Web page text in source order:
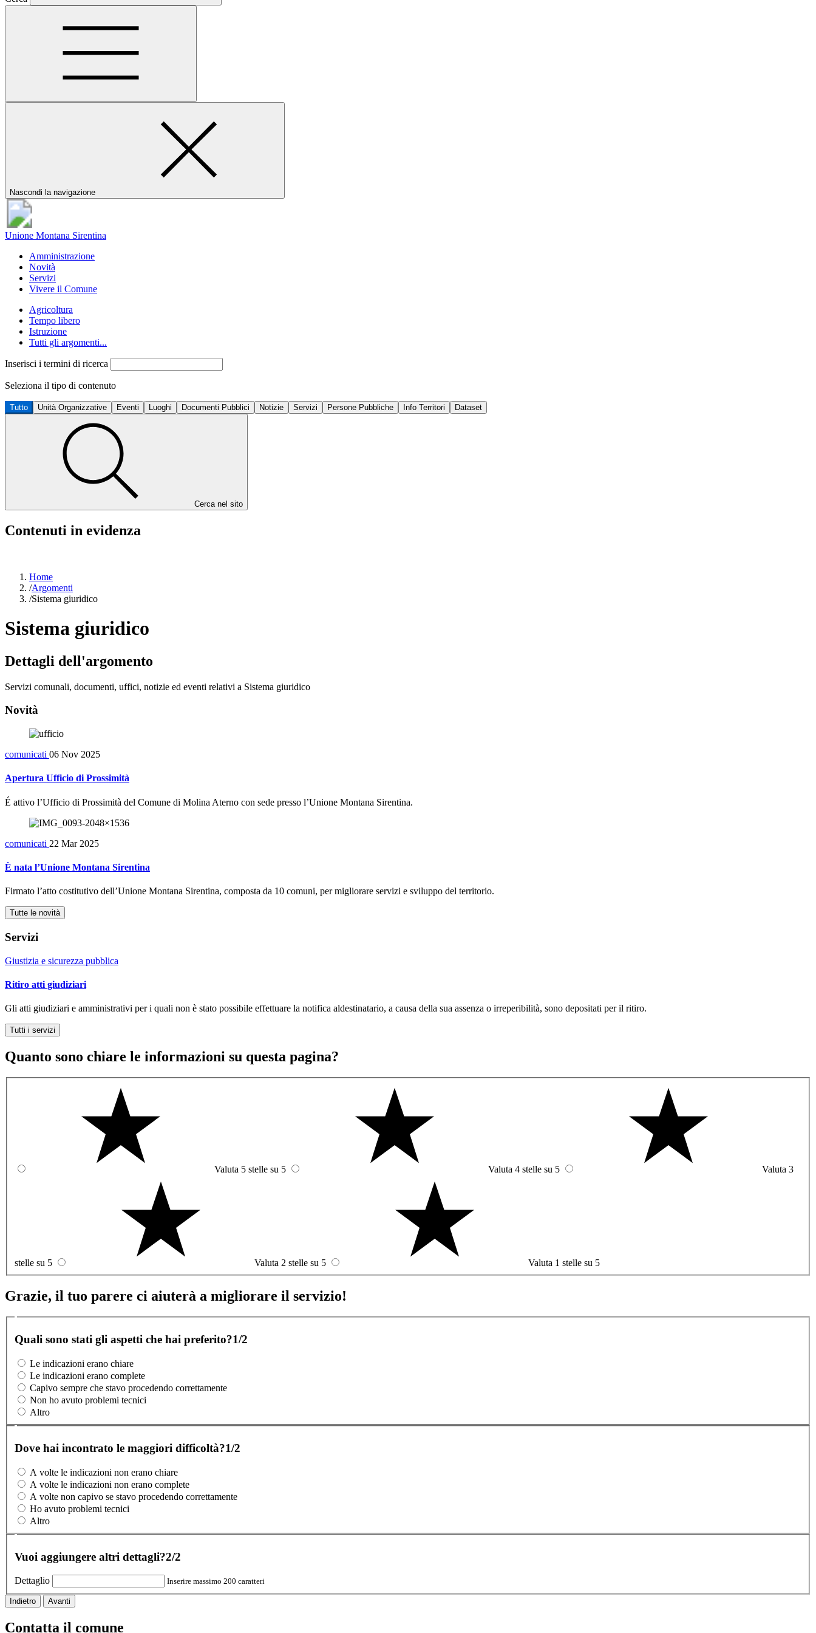
Nascondi la navigazione
Unione Montana Sirentina
Amministrazione
Novità
Servizi
Vivere il Comune
Agricoltura
Tempo libero
Istruzione
Tutti gli argomenti...
Inserisci i termini di ricerca
Seleziona il tipo di contenuto
Tutto Unità Organizzative Eventi Luoghi Documenti Pubblici Notizie Servizi Persone Pubbliche Info Territori Dataset
Cerca nel sito
Contenuti in evidenza
Home
/Argomenti
/Sistema giuridico
Sistema giuridico
Dettagli dell'argomento
Servizi comunali, documenti, uffici, notizie ed eventi relativi a Sistema giuridico
Novità
comunicati 06 Nov 2025
Apertura Ufficio di Prossimità
É attivo l’Ufficio di Prossimità del Comune di Molina Aterno con sede presso l’Unione Montana Sirentina.
comunicati 22 Mar 2025
È nata l’Unione Montana Sirentina
Firmato l’atto costitutivo dell’Unione Montana Sirentina, composta da 10 comuni, per migliorare servizi e sviluppo del territorio.
Tutte le novità
Servizi
Giustizia e sicurezza pubblica
Ritiro atti giudiziari
Gli atti giudiziari e amministrativi per i quali non è stato possibile effettuare la notifica aldestinatario, a causa della sua assenza o irreperibilità, sono depositati per il ritiro.
Tutti i servizi
Quanto sono chiare le informazioni su questa pagina?
Valuta 5 stelle su 5 Valuta 4 stelle su 5 Valuta 3
stelle su 5 Valuta 2 stelle su 5 Valuta 1 stelle su 5
Grazie, il tuo parere ci aiuterà a migliorare il servizio!
Quali sono stati gli aspetti che hai preferito?1/2
Le indicazioni erano chiare
Le indicazioni erano complete
Capivo sempre che stavo procedendo correttamente
Non ho avuto problemi tecnici
Altro
Dove hai incontrato le maggiori difficoltà?1/2
A volte le indicazioni non erano chiare
A volte le indicazioni non erano complete
A volte non capivo se stavo procedendo correttamente
Ho avuto problemi tecnici
Altro
Vuoi aggiungere altri dettagli?2/2
Dettaglio Inserire massimo 200 caratteri
Indietro Avanti
Contatta il comune